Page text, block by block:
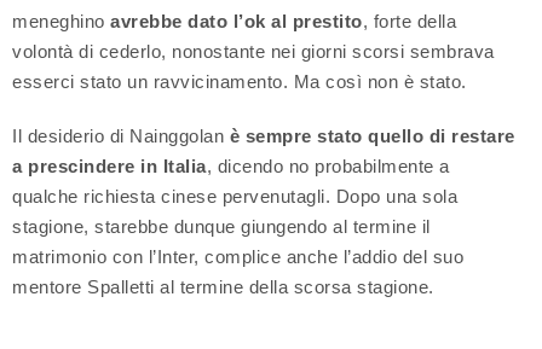
meneghino avrebbe dato l’ok al prestito, forte della
volontà di cederlo, nonostante nei giorni scorsi sembrava
esserci stato un ravvicinamento. Ma così non è stato.
Il desiderio di Nainggolan è sempre stato quello di restare
a prescindere in Italia, dicendo no probabilmente a
qualche richiesta cinese pervenutagli. Dopo una sola
stagione, starebbe dunque giungendo al termine il
matrimonio con l’Inter, complice anche l’addio del suo
mentore Spalletti al termine della scorsa stagione.